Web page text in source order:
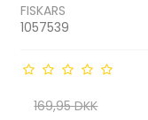
FISKARS
1057539
169,95 DKK